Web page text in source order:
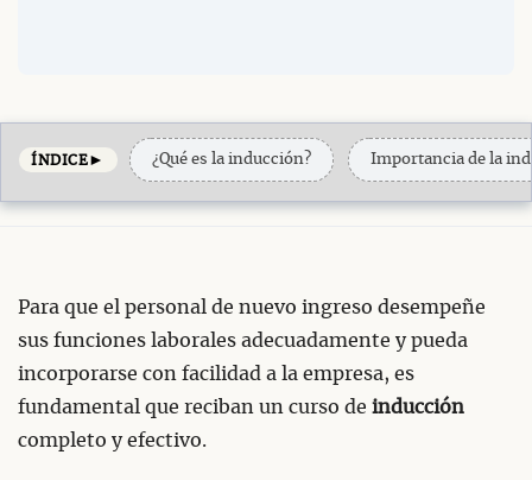
ÍNDICE► ¿Qué es la inducción? Importancia de la
Para que el personal de nuevo ingreso desempeñe
sus funciones laborales adecuadamente y pueda
incorporarse con facilidad a la empresa, es
fundamental que reciban un curso de inducción
completo y efectivo.